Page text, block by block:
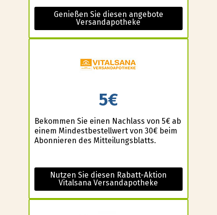
Genießen Sie diesen angebote
Versandapotheke
5€
Bekommen Sie einen Nachlass von 5€ ab
einem Mindestbestellwert von 30€ beim
Abonnieren des Mitteilungsblatts.
Nutzen Sie diesen Rabatt-Aktion
Vitalsana Versandapotheke